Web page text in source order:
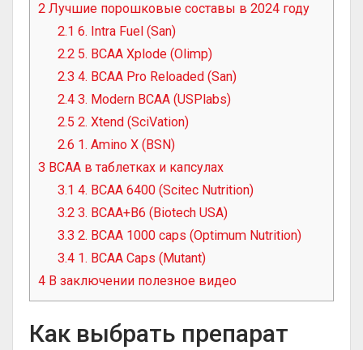
2 Лучшие порошковые составы в 2024 году
2.1 6. Intra Fuel (San)
2.2 5. BCAA Xplode (Olimp)
2.3 4. BCAA Pro Reloaded (San)
2.4 3. Modern BCAA (USPlabs)
2.5 2. Xtend (SciVation)
2.6 1. Amino X (BSN)
3 ВСАА в таблетках и капсулах
3.1 4. BCAA 6400 (Scitec Nutrition)
3.2 3. BCAA+B6 (Biotech USA)
3.3 2. BCAA 1000 caps (Optimum Nutrition)
3.4 1. BCAA Caps (Mutant)
4 В заключении полезное видео
Как выбрать препарат